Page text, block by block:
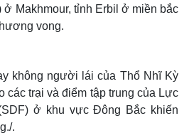
Makhmour, tỉnh Erbil ở miền bắc
vong.
không người lái của Thổ Nhĩ Kỳ
các trại và điểm tập trung của Lực
ở khu vực Đông Bắc khiến
.